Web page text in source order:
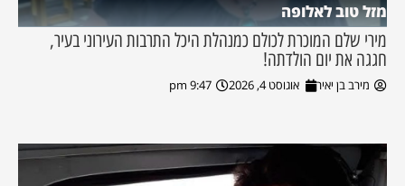
מזל טוב לאלופה
מירי שלם המוכרת לכולם כמנהלת היכל התרבות העירוני בעיר,
חגגה את יום הולדתה!
מירב בן יאיר אוגוסט 4, 2026 9:47 pm